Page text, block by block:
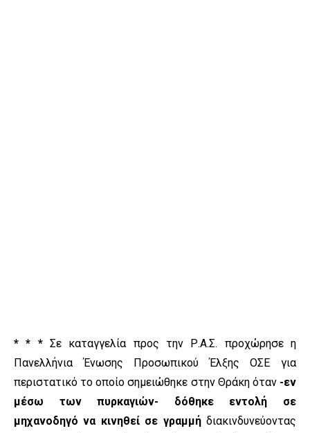
* * *Σε καταγγελία προς την Ρ.Α.Σ. προχώρησε η
Πανελλήνια Ένωσης Προσωπικού Έλξης ΟΣΕ για
περιστατικό το οποίο σημειώθηκε στην Θράκη όταν -εν
μέσω των πυρκαγιών- δόθηκε εντολή σε
μηχανοδηγό να κινηθεί σε γραμμήδιακινδυνεύοντας